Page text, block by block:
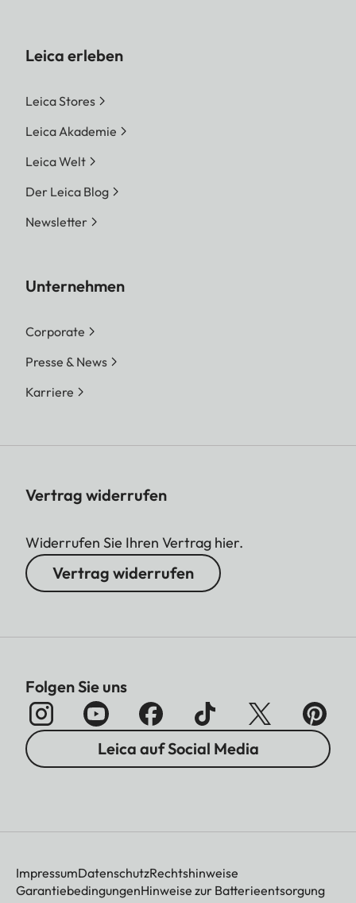
Leica erleben
Leica Stores
Leica Akademie
Leica Welt
Der Leica Blog
Newsletter
Unternehmen
Corporate
Presse & News
Karriere
Vertrag widerrufen
Widerrufen Sie Ihren Vertrag hier.
Vertrag widerrufen
Folgen Sie uns
Leica auf Social Media
ImpressumDatenschutzRechtshinweise
GarantiebedingungenHinweise zur Batterieentsorgung